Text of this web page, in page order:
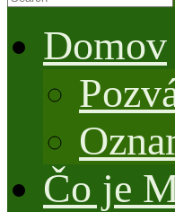
Domov
Čo je